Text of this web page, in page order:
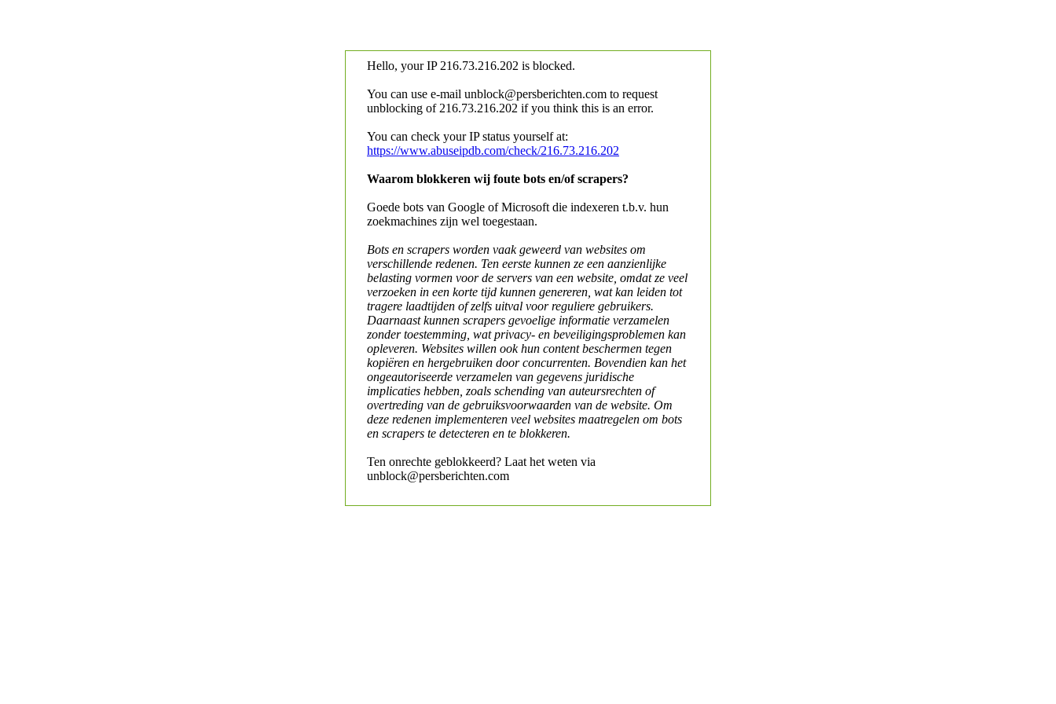
Hello, your IP 216.73.216.202 is blocked.
You can use e-mail unblock@persberichten.com to request
unblocking of 216.73.216.202 if you think this is an error.
You can check your IP status yourself at:
https://www.abuseipdb.com/check/216.73.216.202
Waarom blokkeren wij foute bots en/of scrapers?
Goede bots van Google of Microsoft die indexeren t.b.v. hun
zoekmachines zijn wel toegestaan.
Bots en scrapers worden vaak geweerd van websites om
verschillende redenen. Ten eerste kunnen ze een aanzienlijke
belasting vormen voor de servers van een website, omdat ze veel
verzoeken in een korte tijd kunnen genereren, wat kan leiden tot
tragere laadtijden of zelfs uitval voor reguliere gebruikers.
Daarnaast kunnen scrapers gevoelige informatie verzamelen
zonder toestemming, wat privacy- en beveiligingsproblemen kan
opleveren. Websites willen ook hun content beschermen tegen
kopiëren en hergebruiken door concurrenten. Bovendien kan het
ongeautoriseerde verzamelen van gegevens juridische
implicaties hebben, zoals schending van auteursrechten of
overtreding van de gebruiksvoorwaarden van de website. Om
deze redenen implementeren veel websites maatregelen om bots
en scrapers te detecteren en te blokkeren.
Ten onrechte geblokkeerd? Laat het weten via
unblock@persberichten.com